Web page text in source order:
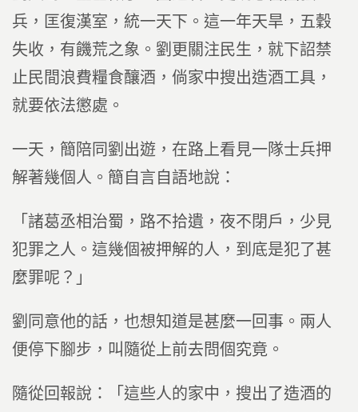
兵，匡復漢室，統一天下。這一年天旱，五穀
失收，有饑荒之象。劉更關注民生，就下詔禁
止民間浪費糧食釀酒，倘家中搜出造酒工具，
就要依法懲處。
一天，簡陪同劉出遊，在路上看見一隊士兵押
解著幾個人。簡自言自語地說：
「諸葛丞相治蜀，路不拾遺，夜不閉戶，少見
犯罪之人。這幾個被押解的人，到底是犯了甚
麼罪呢？」
劉同意他的話，也想知道是甚麼一回事。兩人
便停下腳步，叫隨從上前去問個究竟。
隨從回報說：「這些人的家中，搜出了造酒的